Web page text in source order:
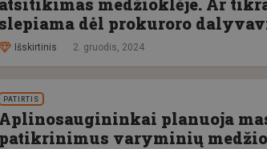
slepiama dėl prokuroro
Išskirtinis 2. gruodis, 2024
PATIRTIS
Aplinosaugininkai planuoja
patikrinimus varyminių